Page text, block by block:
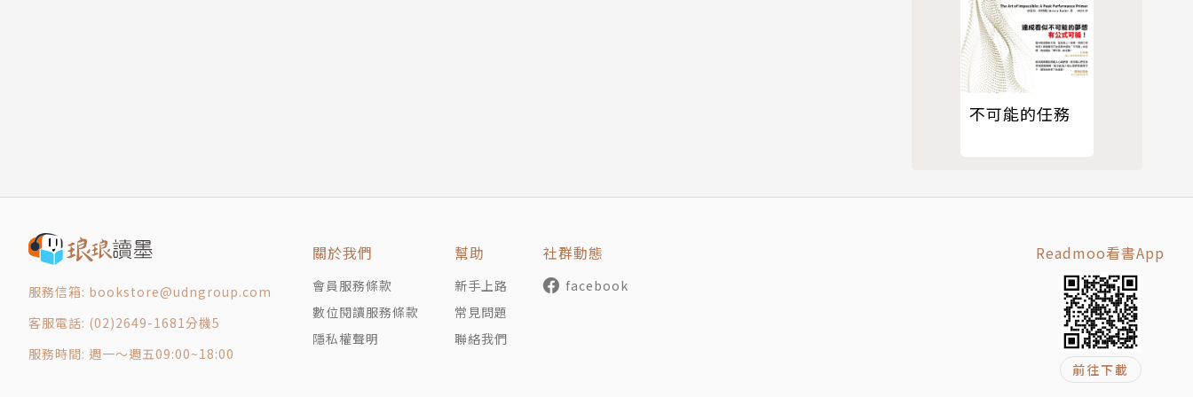
他在高等教育上的傑出寫作。傑伊和他的妻子桃樂絲一起住在新罕布夏州市中心一片廣達一百五十英畝的土地上。
譯者簡介
李祐寧
畢業於政治大學新聞系，旅居海外，目前從事專職翻譯工作。譯作包含《華爾街孤狼巴魯克：交易市場中戰勝人性的生存
不可能的任務
服務信箱: bookstore@udngroup.com
客服電話: (02)2649-1681分機5
服務時間: 週一～週五09:00~18:00
關於我們
會員服務條款
數位閱讀服務條款
隱私權聲明
幫助
新手上路
常見問題
聯絡我們
社群動態
facebook
Readmoo看書App
前往下載